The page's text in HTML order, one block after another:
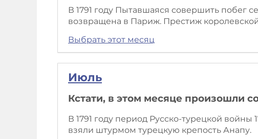
В 1791 году Пытавшаяся совершить побег
возвращена в Париж. Престиж
Выбрать этот месяц
Июль
Кстати, в этом месяце произошли
В 1791 году период Русско-турецкой
взяли штурмом турецкую крепость Анапу.